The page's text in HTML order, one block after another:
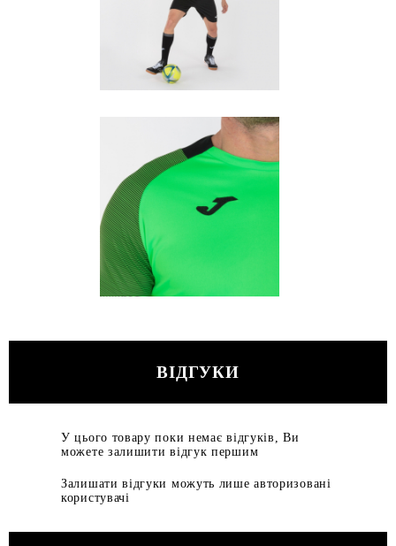
ВІДГУКИ
У цього товару поки немає відгуків, Ви
можете залишити відгук першим
Залишати відгуки можуть лише авторизовані
користувачі